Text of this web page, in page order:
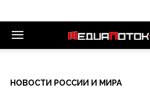
НОВОСТИ РОССИИ И МИРА